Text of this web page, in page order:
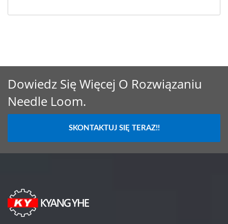
Dowiedz Się Więcej O Rozwiązaniu
Needle Loom.
SKONTAKTUJ SIĘ TERAZ!!